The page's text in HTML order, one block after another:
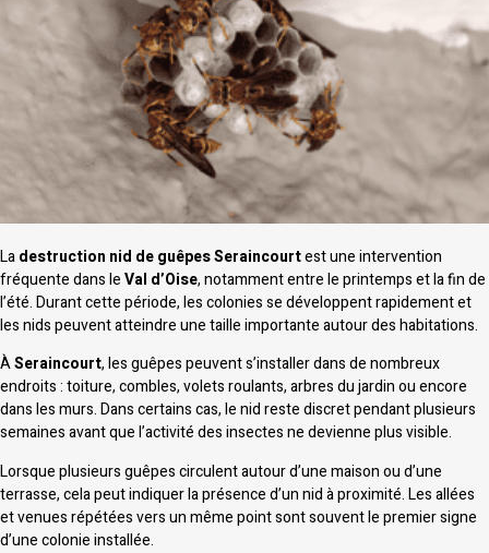
Ladestruction nid de guêpes Seraincourtest une intervention
fréquente dans leVal d’Oise, notamment entre le printemps et la fin de
l’été. Durant cette période, les colonies se développent rapidement et
les nids peuvent atteindre une taille importante autour des habitations.
ÀSeraincourt, les guêpes peuvent s’installer dans de nombreux
endroits : toiture, combles, volets roulants, arbres du jardin ou encore
dans les murs. Dans certains cas, le nid reste discret pendant plusieurs
semaines avant que l’activité des insectes ne devienne plus visible.
Lorsque plusieurs guêpes circulent autour d’une maison ou d’une
terrasse, cela peut indiquer la présence d’un nid à proximité. Les allées
et venues répétées vers un même point sont souvent le premier signe
d’une colonie installée.